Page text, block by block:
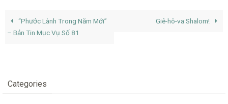
“Phước Lành Trong Năm Mới”
– Bản Tin Mục Vụ Số 81
Giê-hô-va Shalom!
Categories